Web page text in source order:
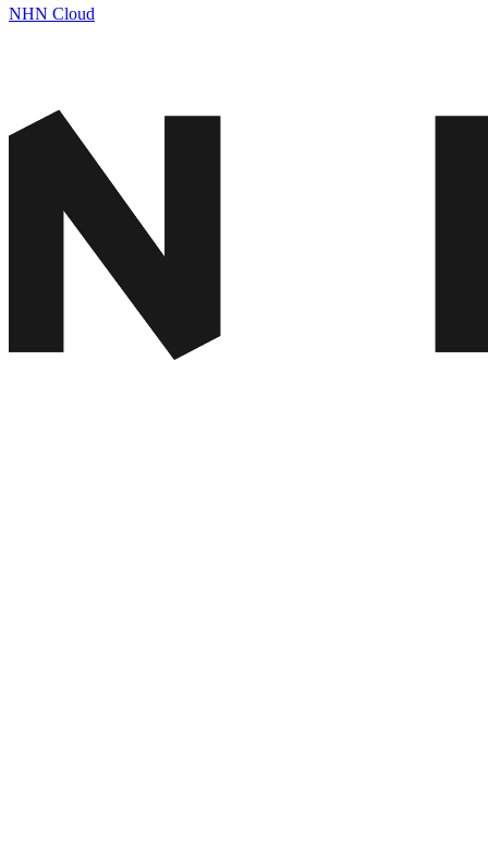
NHN Cloud